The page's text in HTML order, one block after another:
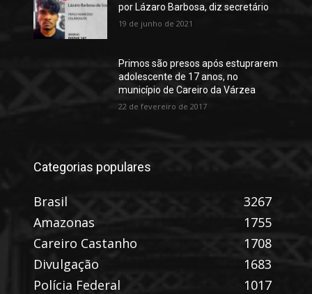
por Lázaro Barbosa, diz secretário
19 de junho de 2021
Primos são presos após estuprarem
adolescente de 17 anos, no
município de Careiro da Várzea
22 de fevereiro de 2017
Categorias populares
Brasil
3267
Amazonas
1755
Careiro Castanho
1708
Divulgação
1683
Polícia Federal
1017